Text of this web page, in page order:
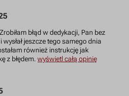
Zrobiłam błąd w dedykacji, Pan bez
jeszcze tego samego dnia
również instrukcję jak
z błędem.wyświetl całą opinię